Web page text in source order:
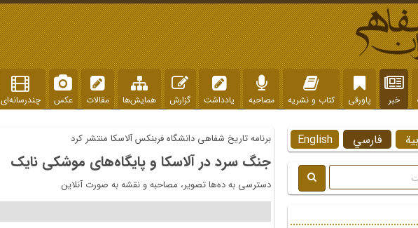
خبر پاورقی کتاب و نشریه مصاحبه یادداشت گزارش همایش‌ها مقالات عکس چندرسانه‌ای
برنامه تاریخ شفاهی دانشگاه فربنکس آلاسکا منتشر کرد
جنگ سرد در آلاسکا و پایگاه‌های موشکی نایک
دسترسی به ده‌ها تصویر، مصاحبه و نقشه به صورت آنلاین
English فارسي